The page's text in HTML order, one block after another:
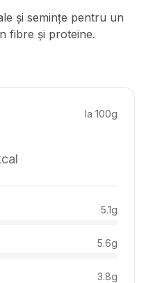
și semințe pentru un
fibre și proteine.
la 100g
5.1g
5.6g
3.8g